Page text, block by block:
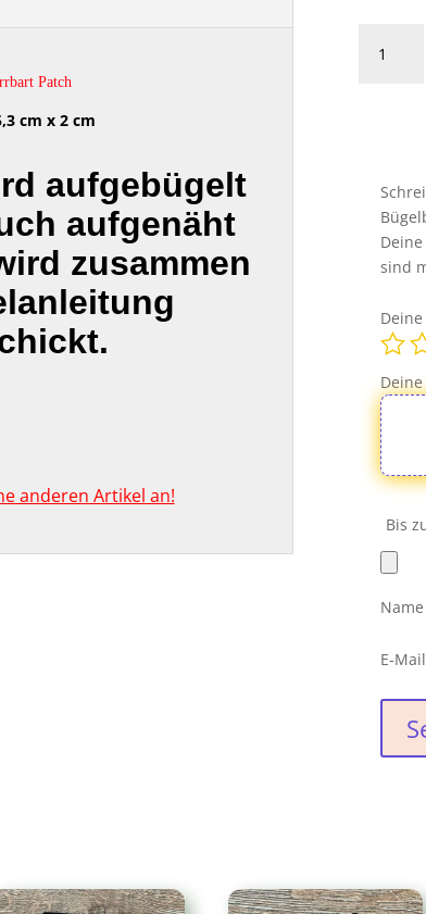
Patch
cm x 2 cm
aufgebügelt
aufgenäht
zusammen
anderen Artikel an!
PATCH
Menge
sind
Bis
E-